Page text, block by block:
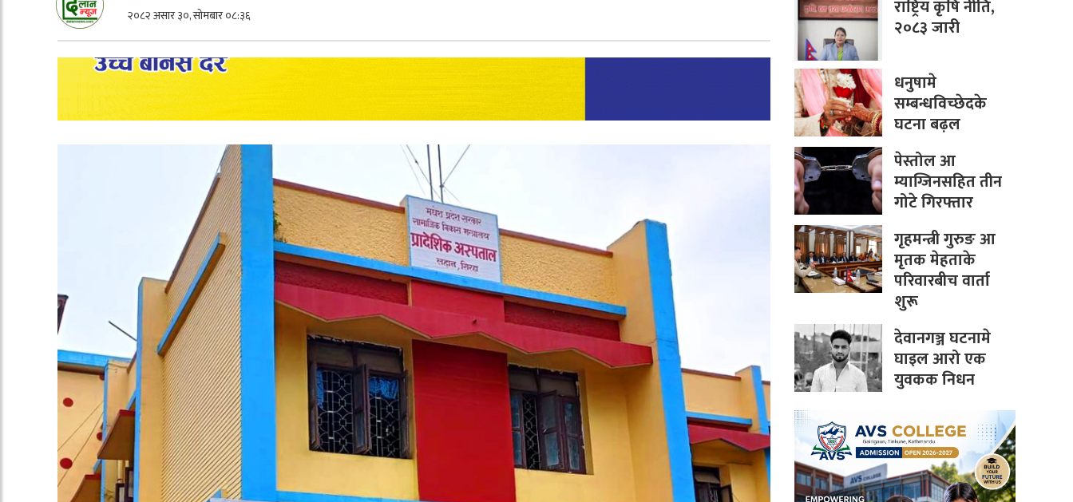
२०८२ असार ३०, सोमबार ०८:३६
राष्ट्रिय कृषि नीति,
२०८३ जारी
धनुषामे
सम्बन्धविच्छेदके
घटना बढ़ल
पेस्तोल आ
म्याग्जिनसहित तीन
गोटे गिरफ्तार
गृहमन्त्री गुरुङ आ
मृतक मेहताके
परिवारबीच वार्ता
शुरू
देवानगञ्ज घटनामे
घाइल आरो एक
युवकक निधन